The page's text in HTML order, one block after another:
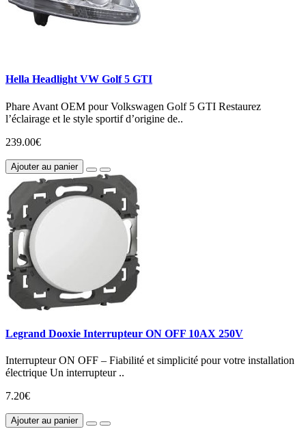
Hella Headlight VW Golf 5 GTI
Phare Avant OEM pour Volkswagen Golf 5 GTI Restaurez
l’éclairage et le style sportif d’origine de..
239.00€
Ajouter au panier
Legrand Dooxie Interrupteur ON OFF 10AX 250V
Interrupteur ON OFF – Fiabilité et simplicité pour votre installation
électrique Un interrupteur ..
7.20€
Ajouter au panier